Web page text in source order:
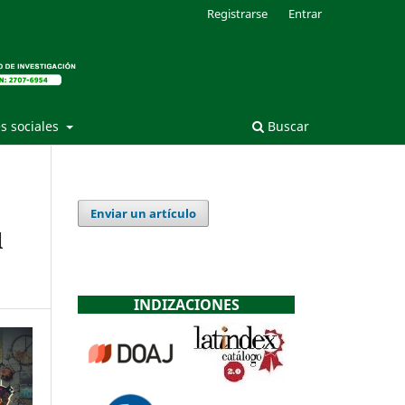
sociales Buscar
Registrarse Entrar
Enviar un artículo
INDIZACIONES